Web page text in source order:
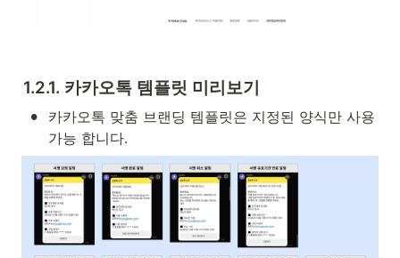
1.2.1. 카카오톡 템플릿 미리보기
•
카카오톡 맞춤 브랜딩 템플릿은 지정된 양식만 사용
가능 합니다.